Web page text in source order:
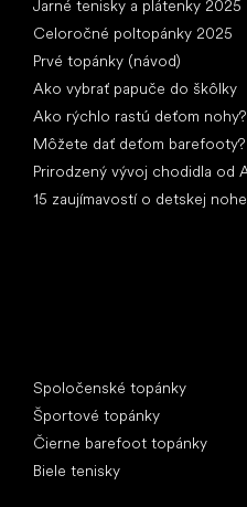
Jarné tenisky a plátenky 2025
Celoročné poltopánky 2025
Prvé topánky (návod)
Ako vybrať papuče do škôlky
Ako rýchlo rastú deťom nohy?
Môžete dať deťom barefooty?
Prirodzený vývoj chodidla od
15 zaujímavostí o detskej nohe
Spoločenské topánky
Športové topánky
Čierne barefoot topánky
Biele tenisky